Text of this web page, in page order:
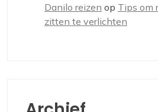
Danilo reizen op Tips om
zitten te verlichten